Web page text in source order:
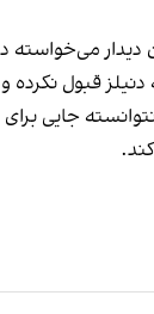
دیدار می‌خواسته
دنیلز قبول
جایی برای